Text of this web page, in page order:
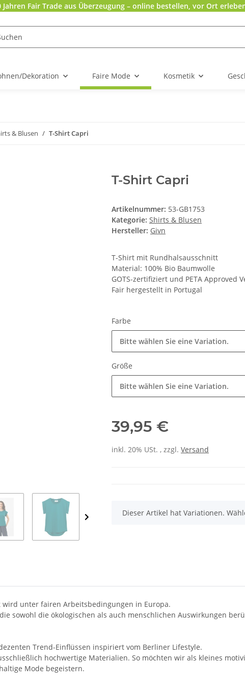
Jahren Fair Trade aus Überzeugung – online bestellen, vor Ort
Dekoration Faire Mode Kosmetik
& Blusen T-Shirt Capri
T-Shirt Capri
Artikelnummer: 53-GB1753
Kategorie: Shirts & Blusen
Hersteller: Givn
T-Shirt mit Rundhalsausschnitt
Material: 100% Bio Baumwolle
GOTS-zertifiziert und PETA Approved
Fair hergestellt in Portugal
Farbe
Bitte wählen Sie eine Variation.
Größe
Bitte wählen Sie eine Variation.
39,95 €
inkl. 20% USt. , zzgl. Versand
x
Dieser Artikel hat Variationen.
unter fairen Arbeitsbedingungen in Europa.
sowohl die ökologischen als auch menschlichen Auswirkungen
Trend-Einflüssen inspiriert vom Berliner Lifestyle.
hochwertige Materialien. So möchten wir als kleines
Mode begeistern.